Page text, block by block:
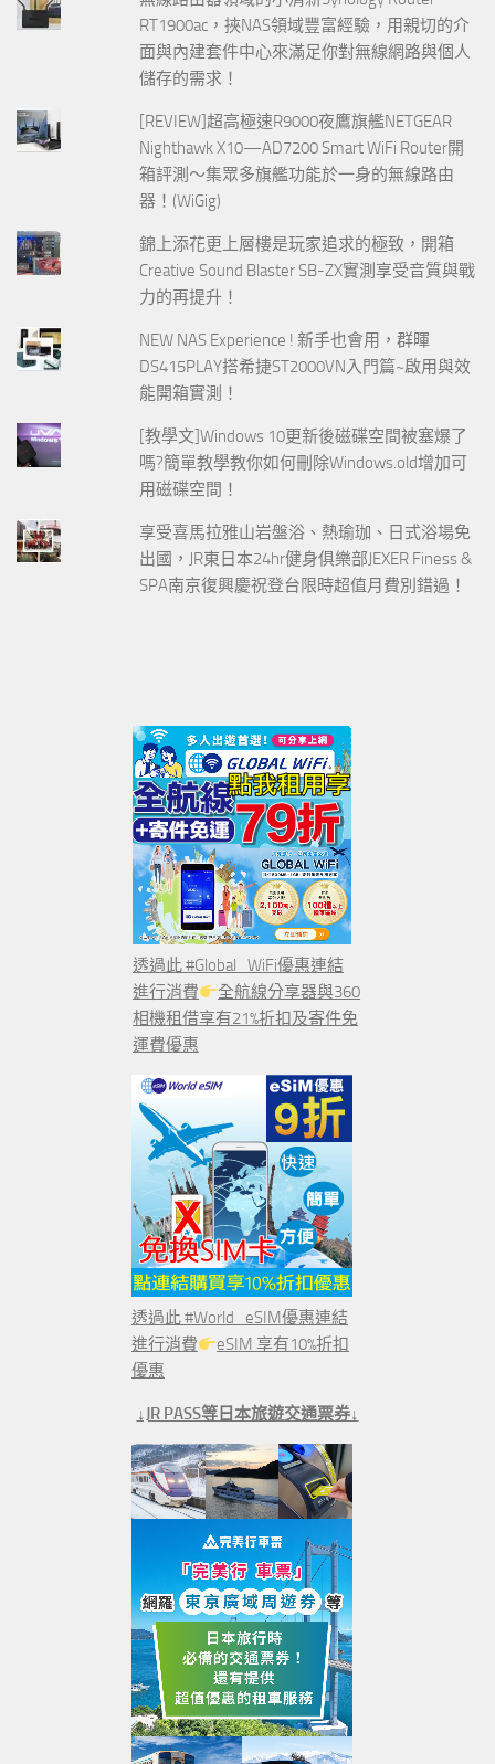
RT1900ac，挾NAS領域豐富經驗，用親切的介
面與內建套件中心來滿足你對無線網路與個人
儲存的需求！
[REVIEW]超高極速R9000夜鷹旗艦NETGEAR
Nighthawk X10—AD7200 Smart WiFi Router開
箱評測～集眾多旗艦功能於一身的無線路由
器！(WiGig)
錦上添花更上層樓是玩家追求的極致，開箱
Creative Sound Blaster SB-ZX實測享受音質與戰
力的再提升！
NEW NAS Experience ! 新手也會用，群暉
DS415PLAY搭希捷ST2000VN入門篇~啟用與效
能開箱實測！
[教學文]Windows 10更新後磁碟空間被塞爆了
嗎?簡單教學教你如何刪除Windows.old增加可
用磁碟空間！
享受喜馬拉雅山岩盤浴、熱瑜珈、日式浴場免
出國，JR東日本24hr健身俱樂部JEXER Finess &
SPA南京復興慶祝登台限時超值月費別錯過！
透過此 #Global_WiFi優惠連結
進行消費
全航線分享器與360
相機租借享有21%折扣及寄件免
運費優惠
透過此 #World_eSIM優惠連結
進行消費
eSIM 享有10%折扣
優惠
↓JR PASS等日本旅遊交通票券↓